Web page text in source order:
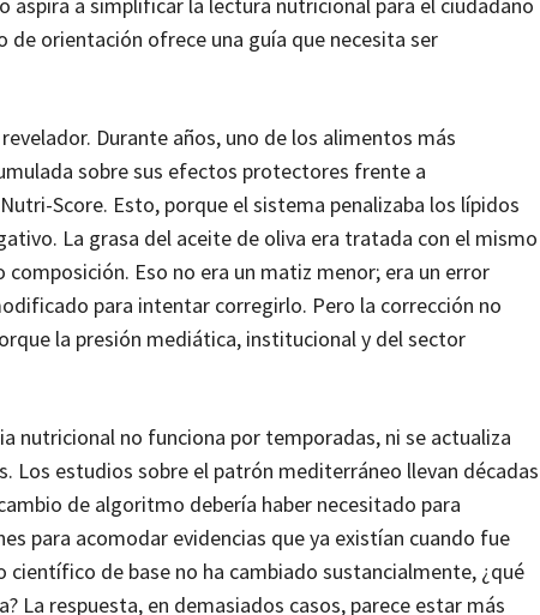
de orientación ofrece una guía que necesita ser
Durante años, uno de los alimentos más
sobre sus efectos protectores frente a
Score. Esto, porque el sistema penalizaba los lípidos
La grasa del aceite de oliva era tratada con el mismo
Eso no era un matiz menor; era un error
para intentar corregirlo. Pero la corrección no
la presión mediática, institucional y del sector
nutricional no funciona por temporadas, ni se actualiza
Los estudios sobre el patrón mediterráneo llevan décadas
de algoritmo debería haber necesitado para
para acomodar evidencias que ya existían cuando fue
de base no ha cambiado sustancialmente, ¿qué
La respuesta, en demasiados casos, parece estar más